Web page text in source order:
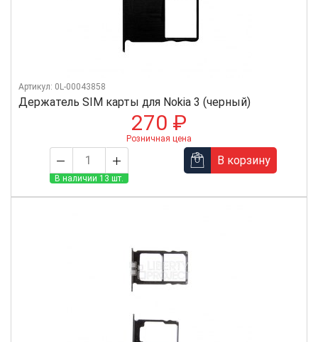
Держатель SIM карты для Nokia 3 (черный)
Артикул: 0L-00043858
270 ₽
Розничная цена
В наличии 13 шт.
В корзину